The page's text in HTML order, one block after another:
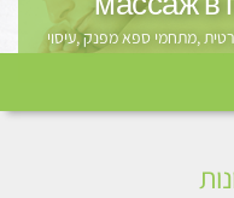
,מתחמי ספא מפנק ,עיסוי